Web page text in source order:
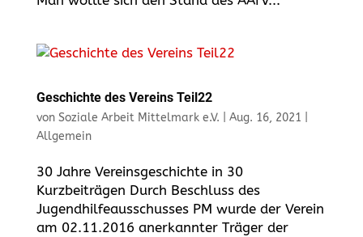
Geschichte des Vereins Teil22
von Soziale Arbeit Mittelmark e.V. Aug. 16, 2021
Allgemein
30 Jahre Vereinsgeschichte in 30
Kurzbeiträgen Durch Beschluss des
Jugendhilfeausschusses PM wurde der Verein
am 02.11.2016 anerkannter Träger der